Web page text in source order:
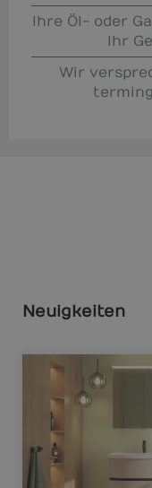
Ihre Öl- oder
Ihr
Wir
Neuigkeiten